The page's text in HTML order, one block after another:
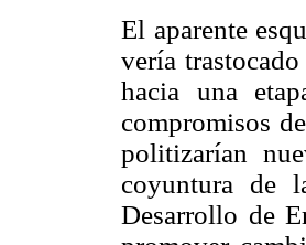
El aparente
vería
hacia una
compromisos
politizarían
coyuntura de
Desarrollo de